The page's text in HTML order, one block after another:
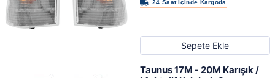
Sepete Ekle
Taunus 17M - 20M Karışık /